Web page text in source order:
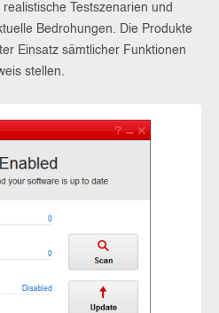
Testszenarien und
Bedrohungen. Die Produkte
Einsatz sämtlicher Funktionen
stellen.